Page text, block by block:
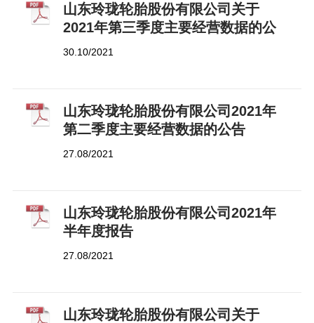
山东玲珑轮胎股份有限公司关于
2021年第三季度主要经营数据的公
告
30.10/2021
山东玲珑轮胎股份有限公司2021年
第二季度主要经营数据的公告
27.08/2021
山东玲珑轮胎股份有限公司2021年
半年度报告
27.08/2021
山东玲珑轮胎股份有限公司关于